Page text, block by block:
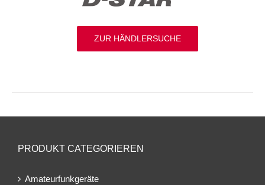
ZUR HÄNDLERSUCHE
PRODUKT CATEGORIEREN
Amateurfunkgeräte